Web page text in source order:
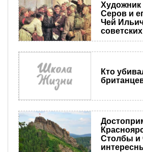
Серов и
Чей
Кто
Столбы и